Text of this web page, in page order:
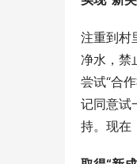
注重到村
净水，禁
尝试“合
记同意试
持。现在